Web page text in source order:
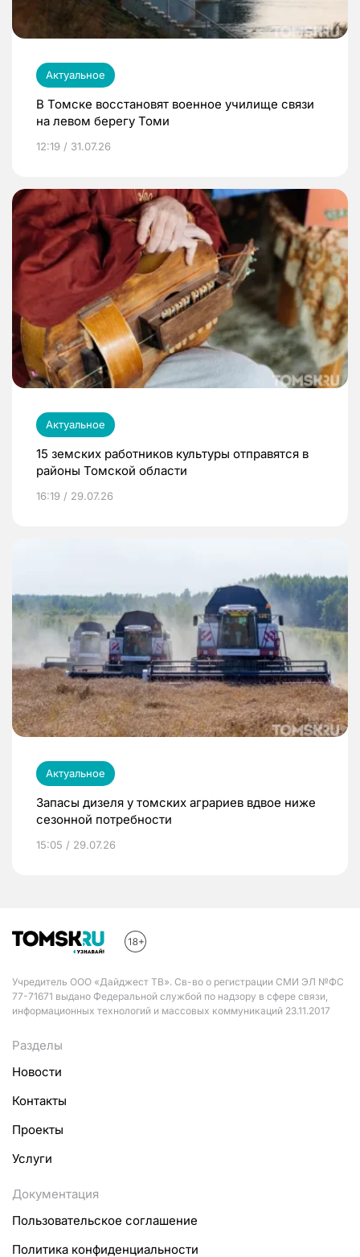
Актуальное
В Томске восстановят военное училище связи
на левом берегу Томи
12:19 / 31.07.26
Актуальное
15 земских работников культуры отправятся в
районы Томской области
16:19 / 29.07.26
Актуальное
Запасы дизеля у томских аграриев вдвое ниже
сезонной потребности
15:05 / 29.07.26
Учредитель ООО «Дайджест ТВ». Св-во о регистрации СМИ ЭЛ №ФС
77-71671 выдано Федеральной службой по надзору в сфере связи,
информационных технологий и массовых коммуникаций 23.11.2017
Разделы
Новости
Контакты
Проекты
Услуги
Документация
Пользовательское соглашение
Политика конфиденциальности